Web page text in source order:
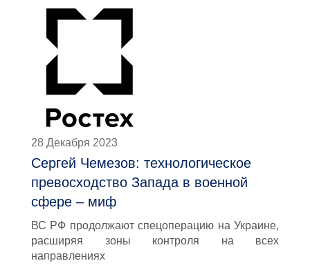
28 Декабря 2023
Сергей Чемезов: технологическое
превосходство Запада в военной
сфере – миф
ВС РФ продолжают спецоперацию на Украине,
расширяя зоны контроля на всех
направлениях